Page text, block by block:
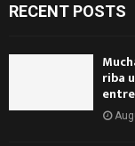
RECENT POSTS
riba
entre